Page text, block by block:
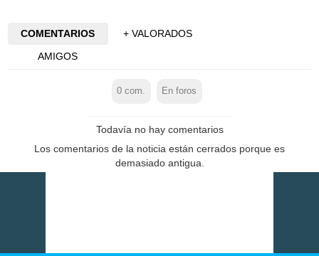
COMENTARIOS
+ VALORADOS
AMIGOS
0 com. En foros
Todavía no hay comentarios
Los comentarios de la noticia están cerrados porque es
demasiado antigua.